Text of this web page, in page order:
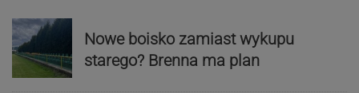
Nowe boisko zamiast wykupu
starego? Brenna ma plan